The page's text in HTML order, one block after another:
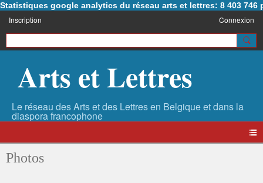
Statistiques google analytics du réseau arts et lettres: 8 403 746
Inscription Connexion
Arts et Lettres
Photos